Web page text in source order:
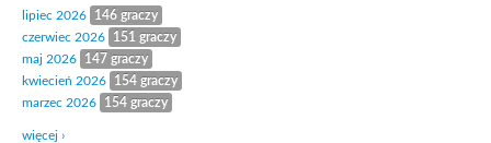
lipiec 2026
146 graczy
czerwiec 2026
151 graczy
maj 2026
147 graczy
kwiecień 2026
154 graczy
marzec 2026
154 graczy
więcej ›